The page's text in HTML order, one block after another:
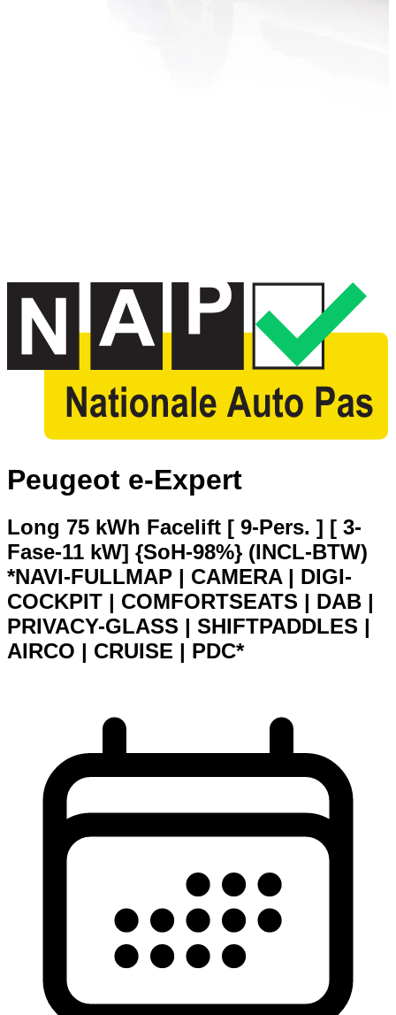
Peugeot e-Expert
Long 75 kWh Facelift [ 9-Pers. ] [ 3-
Fase-11 kW] {SoH-98%} (INCL-BTW)
*NAVI-FULLMAP | CAMERA | DIGI-
COCKPIT | COMFORTSEATS | DAB |
PRIVACY-GLASS | SHIFTPADDLES |
AIRCO | CRUISE | PDC*